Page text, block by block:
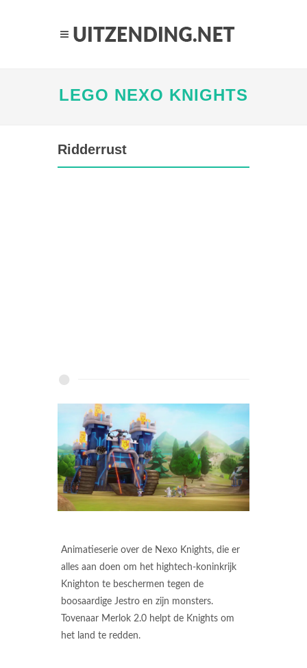
LEGO NEXO KNIGHTS
Ridderrust
Animatieserie over de Nexo Knights, die er
alles aan doen om het hightech-koninkrijk
Knighton te beschermen tegen de
boosaardige Jestro en zijn monsters.
Tovenaar Merlok 2.0 helpt de Knights om
het land te redden.